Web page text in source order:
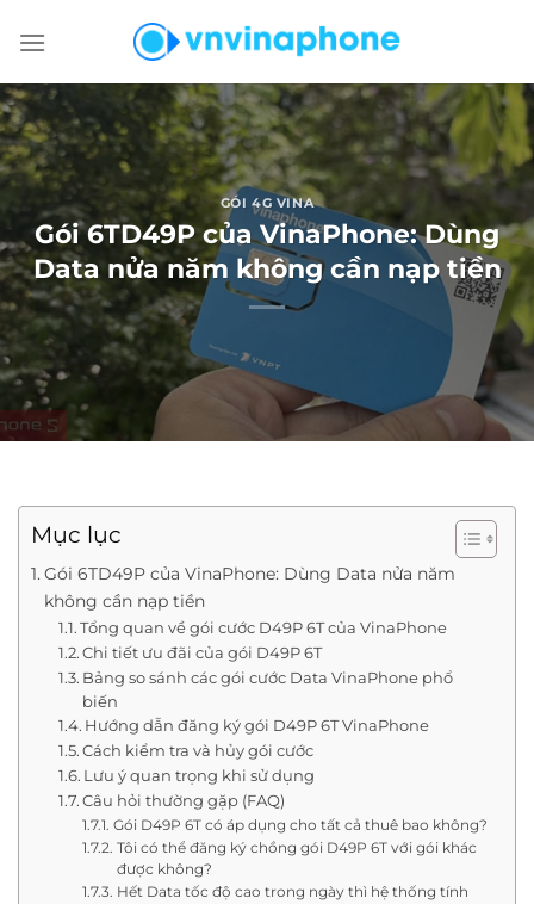
đến
dung
GÓI 4G VINA
Gói 6TD49P của VinaPhone: Dùng
Data nửa năm không cần nạp tiền
Mục lục
Gói 6TD49P của VinaPhone: Dùng Data nửa năm
không cần nạp tiền
Tổng quan về gói cước D49P 6T của VinaPhone
Chi tiết ưu đãi của gói D49P 6T
Bảng so sánh các gói cước Data VinaPhone phổ
biến
Hướng dẫn đăng ký gói D49P 6T VinaPhone
Cách kiểm tra và hủy gói cước
Lưu ý quan trọng khi sử dụng
Câu hỏi thường gặp (FAQ)
Gói D49P 6T có áp dụng cho tất cả thuê bao không?
Tôi có thể đăng ký chồng gói D49P 6T với gói khác
được không?
Hết Data tốc độ cao trong ngày thì hệ thống tính